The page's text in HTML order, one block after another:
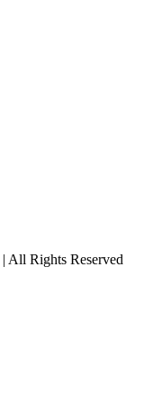
| All Rights Reserved